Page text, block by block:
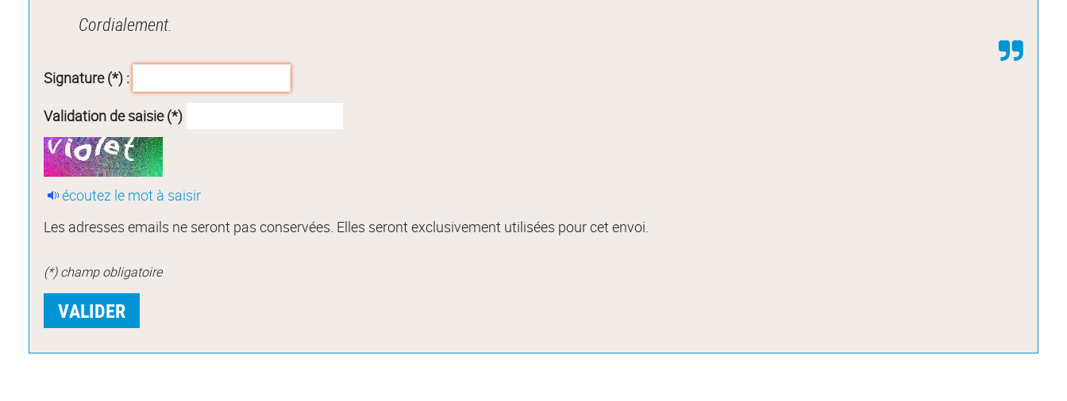
Cordialement.
Signature (*) :
Validation de saisie (*)
écoutez le mot à saisir
Les adresses emails ne seront pas conservées. Elles seront exclusivement utilisées pour cet envoi.
(*) champ obligatoire